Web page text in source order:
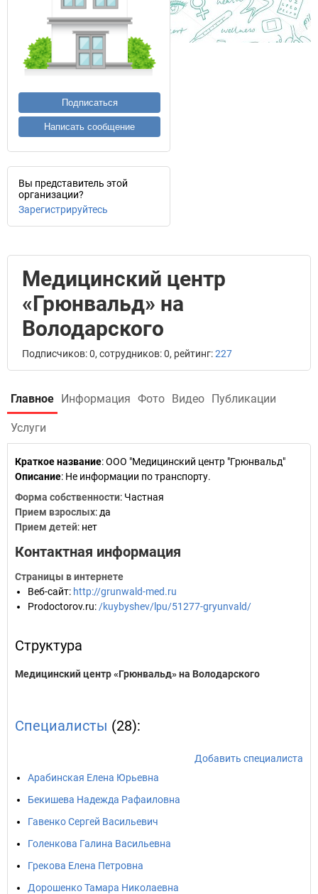
Подписаться
Написать сообщение
Вы представитель этой
организации?
Зарегистрируйтесь
Медицинский центр
«Грюнвальд» на
Володарского
Подписчиков: 0, сотрудников: 0, рейтинг:227
Главное Информация Фото Видео Публикации
Услуги
Краткое название:ООО "Медицинский центр "Грюнвальд"
Описание: Не информации по транспорту.
Форма собственности: Частная
Прием взрослых: да
Прием детей: нет
Контактная информация
Страницы в интернете
Веб-сайт: http://grunwald-med.ru
Prodoctorov.ru: /kuybyshev/lpu/51277-gryunvald/
Структура
Медицинский центр «Грюнвальд» на Володарского
Специалисты (28):
Добавить специалиста
Арабинская Елена Юрьевна
Бекишева Надежда Рафаиловна
Гавенко Сергей Васильевич
Голенкова Галина Васильевна
Грекова Елена Петровна
Дорошенко Тамара Николаевна